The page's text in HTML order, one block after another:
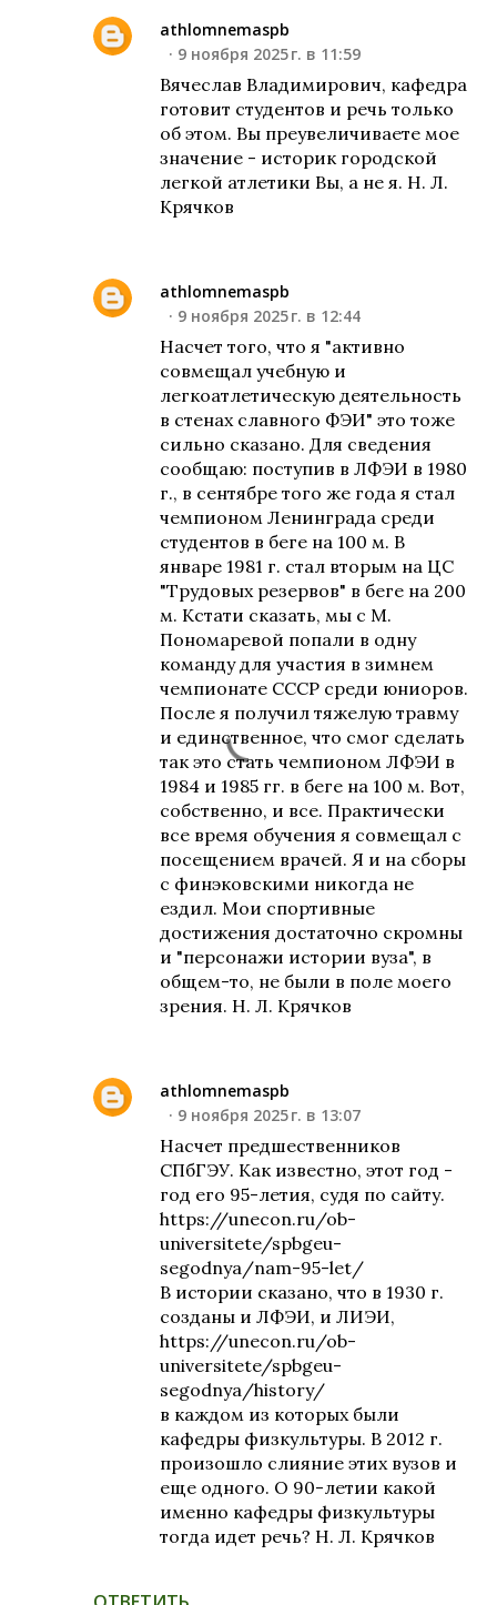
athlomnemaspb
9 ноября 2025 г. в 11:59
Вячеслав Владимирович, кафедра
готовит студентов и речь только
об этом. Вы преувеличиваете мое
значение - историк городской
легкой атлетики Вы, а не я. Н. Л.
Крячков
athlomnemaspb
9 ноября 2025 г. в 12:44
Насчет того, что я "активно
совмещал учебную и
легкоатлетическую деятельность
в стенах славного ФЭИ" это тоже
сильно сказано. Для сведения
сообщаю: поступив в ЛФЭИ в 1980
г., в сентябре того же года я стал
чемпионом Ленинграда среди
студентов в беге на 100 м. В
январе 1981 г. стал вторым на ЦС
"Трудовых резервов" в беге на 200
м. Кстати сказать, мы с М.
Пономаревой попали в одну
команду для участия в зимнем
чемпионате СССР среди юниоров.
После я получил тяжелую травму
и единственное, что смог сделать
так это стать чемпионом ЛФЭИ в
1984 и 1985 гг. в беге на 100 м. Вот,
собственно, и все. Практически
все время обучения я совмещал с
посещением врачей. Я и на сборы
с финэковскими никогда не
ездил. Мои спортивные
достижения достаточно скромны
и "персонажи истории вуза", в
общем-то, не были в поле моего
зрения. Н. Л. Крячков
athlomnemaspb
9 ноября 2025 г. в 13:07
Насчет предшественников
СПбГЭУ. Как известно, этот год -
год его 95-летия, судя по сайту.
https://unecon.ru/ob-
universitete/spbgeu-
segodnya/nam-95-let/
В истории сказано, что в 1930 г.
созданы и ЛФЭИ, и ЛИЭИ,
https://unecon.ru/ob-
universitete/spbgeu-
segodnya/history/
в каждом из которых были
кафедры физкультуры. В 2012 г.
произошло слияние этих вузов и
еще одного. О 90-летии какой
именно кафедры физкультуры
тогда идет речь? Н. Л. Крячков